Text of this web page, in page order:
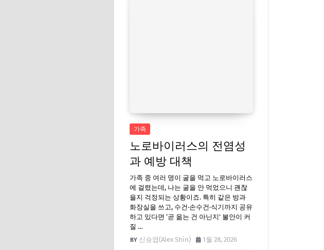
가족
노로바이러스의 전염성
과 예방 대책
가족 중 여러 명이 굴을 먹고 노로바이러스
에 걸렸는데, 나는 굴을 안 먹었으니 괜찮
을지 걱정되는 상황이죠. 특히 같은 방과
화장실을 쓰고, 수건·손수건·식기까지 공유
하고 있다면 ‘곧 옮는 건 아닌지’ 불안이 커
질 …
신승엽(Alex Shin)
1월 28, 2026